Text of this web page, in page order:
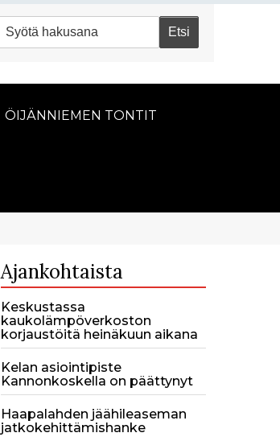
ÖIJÄNNIEMEN TONTIT
Ajankohtaista
Keskustassa
kaukolämpöverkoston
korjaustöitä heinäkuun aikana
Kelan asiointipiste
Kannonkoskella on päättynyt
Haapalahden jäähileaseman
jatkokehittämishanke